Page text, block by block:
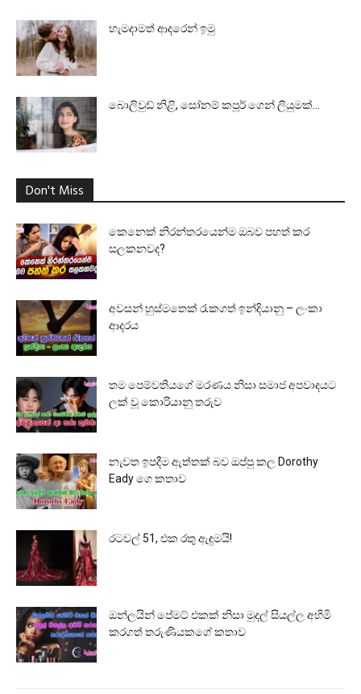
හැමදාමත් ආදරෙන් ඉමු
බොලිවුඩ් නිළි, සෝනම් කපූර් ගෙන් ලියුමක්…
Don't Miss
කෙනෙක් නිරන්තරයෙන්ම ඔබව පහත් කර
සලකනවද?
අවසන් හුස්මතෙක් රැකගත් ඉන්දියානු – ලංකා
ආදරය
තම පෙම්වතියගේ මරණය නිසා සමාජ අපවාදයට
ලක් වූ කොරියානු තරුව
නැවත ඉපදීම ඇත්තක් බව ඔප්පු කල Dorothy
Eady ගෙ කතාව
රටවල් 51, එක රතු ඇඳුමයි!
ඔන්ලයින් පේමට් එකක් නිසා මුදල් සියල්ල අහිමි
කරගත් තරුණියකගේ කතාව